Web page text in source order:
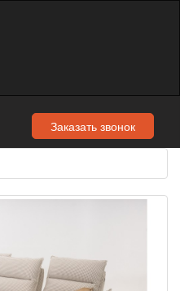
Заказать звонок